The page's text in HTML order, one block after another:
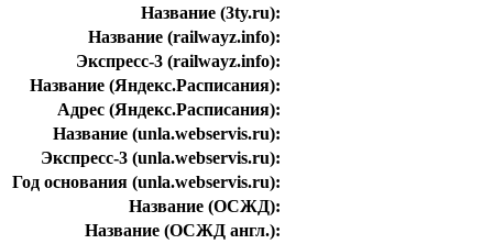
Название (3ty.ru):
Название (railwayz.info):
Экспресс-3 (railwayz.info):
Название (Яндекс.Расписания):
Адрес (Яндекс.Расписания):
Название (unla.webservis.ru):
Экспресс-3 (unla.webservis.ru):
Год основания (unla.webservis.ru):
Название (ОСЖД):
Название (ОСЖД англ.):